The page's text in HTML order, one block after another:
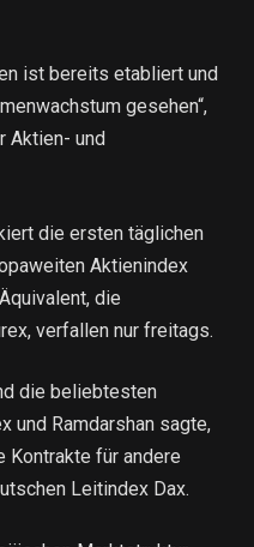
ist bereits etabliert und
gesehen“,
Aktien- und
die ersten täglichen
Aktienindex
die
verfallen nur freitags.
die beliebtesten
und Ramdarshan sagte,
Kontrakte für andere
Leitindex Dax.